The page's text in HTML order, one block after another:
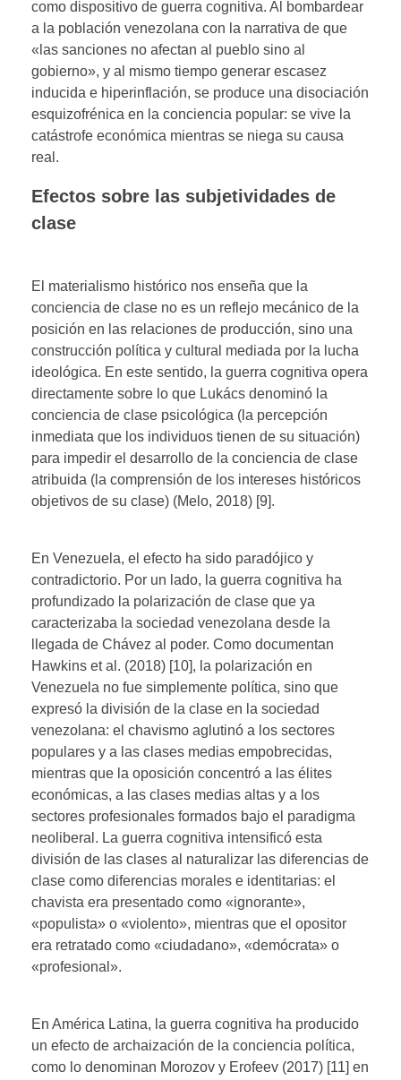
como dispositivo de guerra cognitiva. Al bombardear
a la población venezolana con la narrativa de que
«las sanciones no afectan al pueblo sino al
gobierno», y al mismo tiempo generar escasez
inducida e hiperinflación, se produce una disociación
esquizofrénica en la conciencia popular: se vive la
catástrofe económica mientras se niega su causa
real.
Efectos sobre las subjetividades de
clase
El materialismo histórico nos enseña que la
conciencia de clase no es un reflejo mecánico de la
posición en las relaciones de producción, sino una
construcción política y cultural mediada por la lucha
ideológica. En este sentido, la guerra cognitiva opera
directamente sobre lo que Lukács denominó la
conciencia de clase psicológica (la percepción
inmediata que los individuos tienen de su situación)
para impedir el desarrollo de la conciencia de clase
atribuida (la comprensión de los intereses históricos
objetivos de su clase) (Melo, 2018) [9].
En Venezuela, el efecto ha sido paradójico y
contradictorio. Por un lado, la guerra cognitiva ha
profundizado la polarización de clase que ya
caracterizaba la sociedad venezolana desde la
llegada de Chávez al poder. Como documentan
Hawkins et al. (2018) [10], la polarización en
Venezuela no fue simplemente política, sino que
expresó la división de la clase en la sociedad
venezolana: el chavismo aglutinó a los sectores
populares y a las clases medias empobrecidas,
mientras que la oposición concentró a las élites
económicas, a las clases medias altas y a los
sectores profesionales formados bajo el paradigma
neoliberal. La guerra cognitiva intensificó esta
división de las clases al naturalizar las diferencias de
clase como diferencias morales e identitarias: el
chavista era presentado como «ignorante»,
«populista» o «violento», mientras que el opositor
era retratado como «ciudadano», «demócrata» o
«profesional».
En América Latina, la guerra cognitiva ha producido
un efecto de archaización de la conciencia política,
como lo denominan Morozov y Erofeev (2017) [11] en